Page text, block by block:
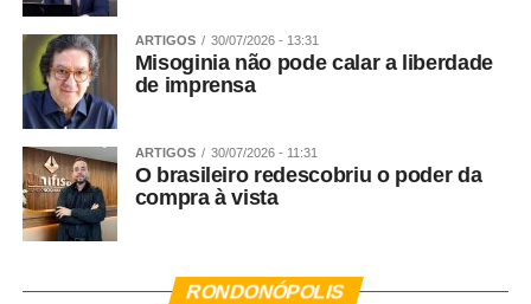
WhatsApp
Facebook
Twitter
Messenger
LinkedIn
Share
ARTIGOS 30/07/2026 - 13:31
Misoginia não pode calar a liberdade
de imprensa
ARTIGOS 30/07/2026 - 11:31
O brasileiro redescobriu o poder da
compra à vista
RONDONÓPOLIS